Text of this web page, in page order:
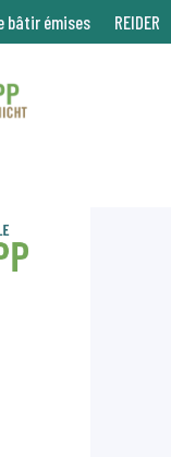
bâtir émises REIDER